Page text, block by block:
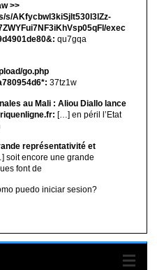
>>
s/AKfycbwl3kiSjlt530I3lZz-
exec
qu7gqa
go.php
37tz1w
au Mali : Aliou Diallo lance
[…] en péril l’Etat
représentativité et
soit encore une grande
font de
puedo iniciar sesion?